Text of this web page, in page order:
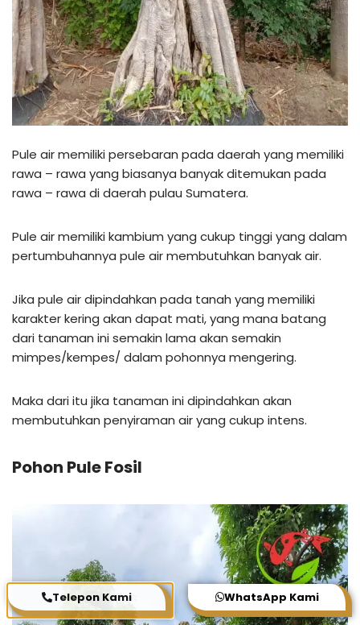
Pule air memiliki persebaran pada daerah yang memiliki
rawa – rawa yang biasanya banyak ditemukan pada
rawa – rawa di daerah pulau Sumatera.
Pule air memiliki kambium yang cukup tinggi yang dalam
pertumbuhannya pule air membutuhkan banyak air.
Jika pule air dipindahkan pada tanah yang memiliki
karakter kering akan dapat mati, yang mana batang
dari tanaman ini semakin lama akan semakin
mimpes/kempes/ dalam pohonnya mengering.
Maka dari itu jika tanaman ini dipindahkan akan
membutuhkan penyiraman air yang cukup intens.
Pohon Pule Fosil
Telepon Kami WhatsApp Kami